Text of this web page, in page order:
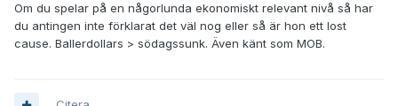
Om du spelar på en någorlunda ekonomiskt relevant nivå så har
du antingen inte förklarat det väl nog eller så är hon ett lost
cause. Ballerdollars > södagssunk. Även känt som MOB.